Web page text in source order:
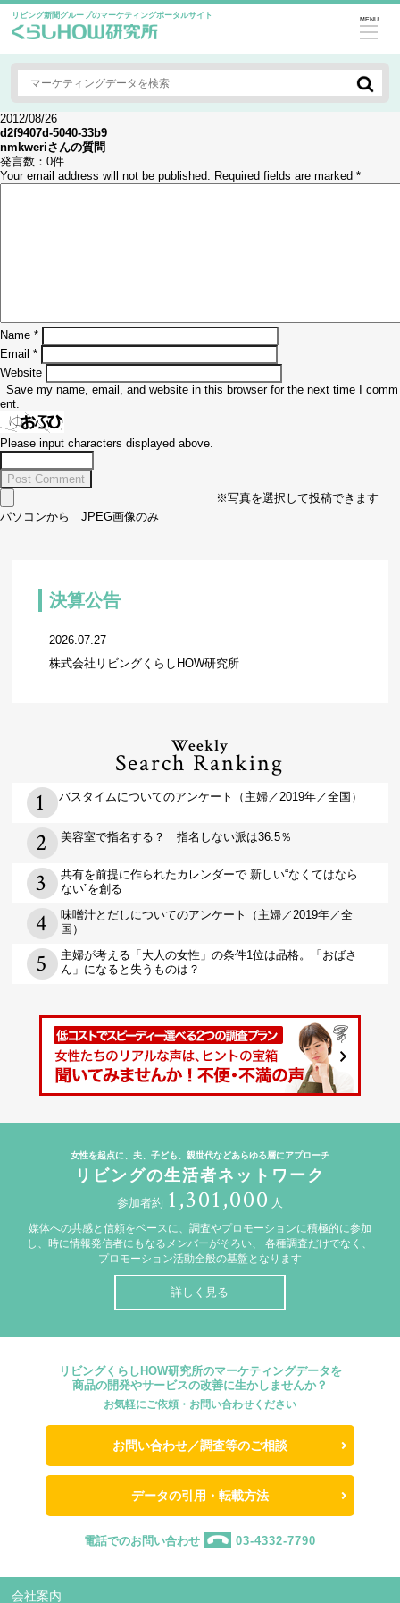
リビング新聞グループのマーケティングポータルサイト MENU
2012/08/26
d2f9407d-5040-33b9
nmkweriさんの質問
発言数： 0件
Your email address will not be published. Required fields are marked *
Name *
Email *
Website
Save my name, email, and website in this browser for the next time I comm
ent.
Please input characters displayed above.
※写真を選択して投稿できます
パソコンから JPEG画像のみ
決算公告
2026.07.27
株式会社リビングくらしHOW研究所
Weekly
Search Ranking
バスタイムについてのアンケート（主婦／2019年／全国）
美容室で指名する？ 指名しない派は36.5％
共有を前提に作られたカレンダーで 新しい“なくてはなら
ない”を創る
味噌汁とだしについてのアンケート（主婦／2019年／全
国）
主婦が考える「大人の女性」の条件1位は品格。「おばさ
ん」になると失うものは？
女性を起点に、夫、子ども、親世代などあらゆる層にアプローチ
リビングの生活者ネットワーク
参加者約 1,301,000 人
媒体への共感と信頼をベースに、調査やプロモーションに積極的に参加
し、時に情報発信者にもなるメンバーがそろい、
各種調査だけでなく、
プロモーション活動全般の基盤となります
詳しく見る
リビングくらしHOW研究所のマーケティングデータを
商品の開発やサービスの改善に生かしませんか？
お気軽にご依頼・お問い合わせください
お問い合わせ／調査等のご相談
データの引用・転載方法
電話でのお問い合わせ 03-4332-7790
会社案内